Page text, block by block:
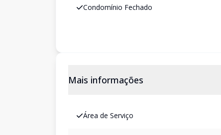
Condomínio Fechado
Mais informações
Área de Serviço